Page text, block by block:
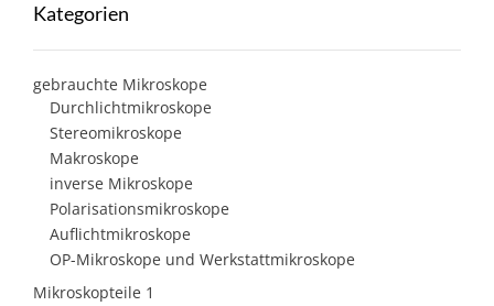
Kategorien
gebrauchte Mikroskope
Durchlichtmikroskope
Stereomikroskope
Makroskope
inverse Mikroskope
Polarisationsmikroskope
Auflichtmikroskope
OP-Mikroskope und Werkstattmikroskope
Mikroskopteile 1